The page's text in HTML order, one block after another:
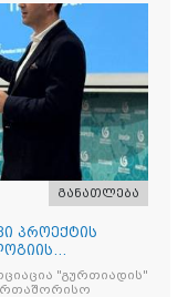
განათლება
პროექტის
"გურთიადის"